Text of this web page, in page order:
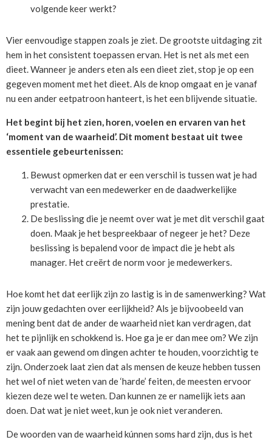
volgende keer werkt?
Vier eenvoudige stappen zoals je ziet. De grootste uitdaging zit
hem in het consistent toepassen ervan. Het is net als met een
dieet. Wanneer je anders eten als een dieet ziet, stop je op een
gegeven moment met het dieet. Als de knop omgaat en je vanaf
nu een ander eetpatroon hanteert, is het een blijvende situatie.
Het begint bij het zien, horen, voelen en ervaren van het
‘moment van de waarheid’. Dit moment bestaat uit twee
essentiele gebeurtenissen:
Bewust opmerken dat er een verschil is tussen wat je had
verwacht van een medewerker en de daadwerkelijke
prestatie.
De beslissing die je neemt over wat je met dit verschil gaat
doen. Maak je het bespreekbaar of negeer je het? Deze
beslissing is bepalend voor de impact die je hebt als
manager. Het creërt de norm voor je medewerkers.
Hoe komt het dat eerlijk zijn zo lastig is in de samenwerking? Wat
zijn jouw gedachten over eerlijkheid? Als je bijvoobeeld van
mening bent dat de ander de waarheid niet kan verdragen, dat
het te pijnlijk en schokkend is. Hoe ga je er dan mee om? We zijn
er vaak aan gewend om dingen achter te houden, voorzichtig te
zijn. Onderzoek laat zien dat als mensen de keuze hebben tussen
het wel of niet weten van de ‘harde’ feiten, de meesten ervoor
kiezen deze wel te weten. Dan kunnen ze er namelijk iets aan
doen. Dat wat je niet weet, kun je ook niet veranderen.
De woorden van de waarheid kúnnen soms hard zijn, dus is het